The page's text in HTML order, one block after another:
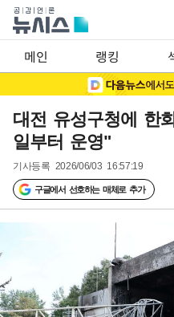
메인 랭킹
대전 유성구청에 한
일부터 운영"
기사등록 2026/06/03 16:57:19
구글에서 선호하는 매체로 추가